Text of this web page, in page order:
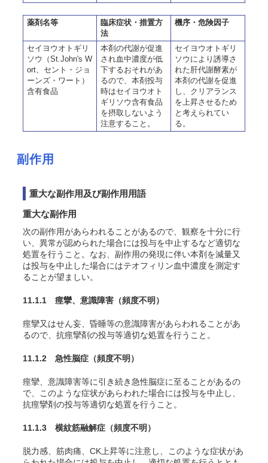
薬剤名等
臨床症状・措置方
法
機序・危険因子
セイヨウオトギリ
ソウ（St.John's W
ort、セント・ジョ
ーンズ・ワート）
含有食品
本剤の代謝が促進
され血中濃度が低
下するおそれがあ
るので、本剤投与
時はセイヨウオト
ギリソウ含有食品
を摂取しないよう
注意すること。
セイヨウオトギリ
ソウにより誘導さ
れた肝代謝酵素が
本剤の代謝を促進
し、クリアランス
を上昇させるため
と考えられてい
る。
副作用
重大な副作用及び副作用用語
重大な副作用
次の副作用があらわれることがあるので、観察を十分に行
い、異常が認められた場合には投与を中止するなど適切な
処置を行うこと。なお、副作用の発現に伴い本剤を減量又
は投与を中止した場合にはテオフィリン血中濃度を測定す
ることが望ましい。
11.1.1 痙攣、意識障害 （頻度不明）
痙攣又はせん妄、昏睡等の意識障害があらわれることがあ
るので、抗痙攣剤の投与等適切な処置を行うこと。
11.1.2 急性脳症 （頻度不明）
痙攣、意識障害等に引き続き急性脳症に至ることがあるの
で、このような症状があらわれた場合には投与を中止し、
抗痙攣剤の投与等適切な処置を行うこと。
11.1.3 横紋筋融解症 （頻度不明）
脱力感、筋肉痛、CK上昇等に注意し、このような症状があ